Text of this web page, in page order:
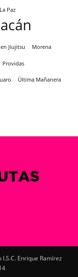
La Paz
Jiujitsu Morena
Providas
Última Mañanera
Enrique Ramírez